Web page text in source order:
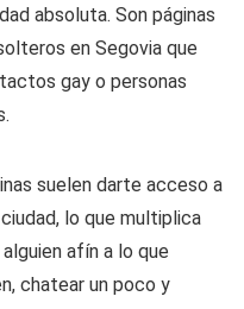
absoluta. Son páginas
en Segovia que
gay o personas
suelen darte acceso a
lo que multiplica
afín a lo que
chatear un poco y